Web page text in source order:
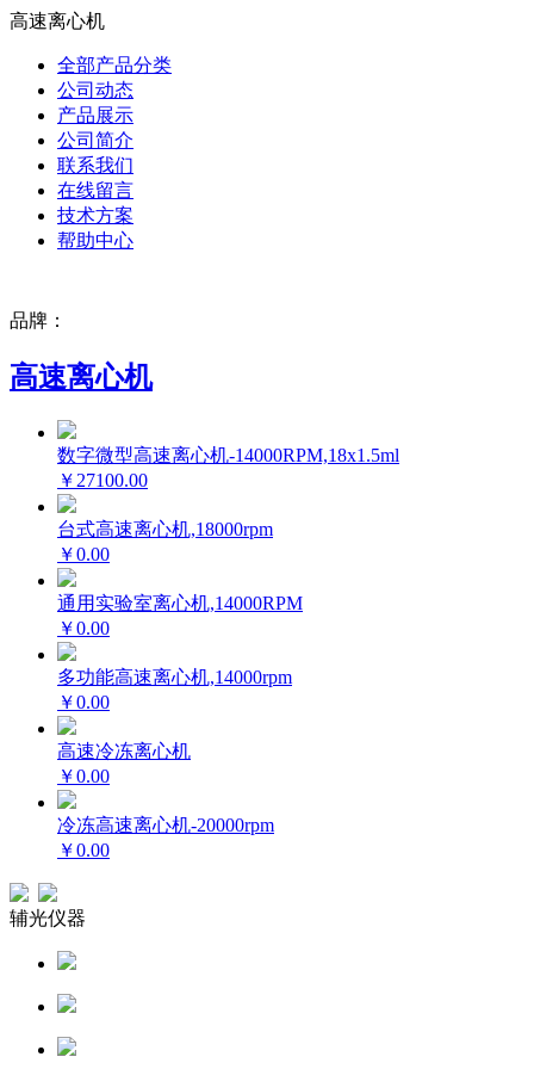
高速离心机
全部产品分类
公司动态
产品展示
公司简介
联系我们
在线留言
技术方案
帮助中心
品牌：
高速离心机
数字微型高速离心机-14000RPM,18x1.5ml
￥27100.00
台式高速离心机,18000rpm
￥0.00
通用实验室离心机,14000RPM
￥0.00
多功能高速离心机,14000rpm
￥0.00
高速冷冻离心机
￥0.00
冷冻高速离心机-20000rpm
￥0.00
辅光仪器